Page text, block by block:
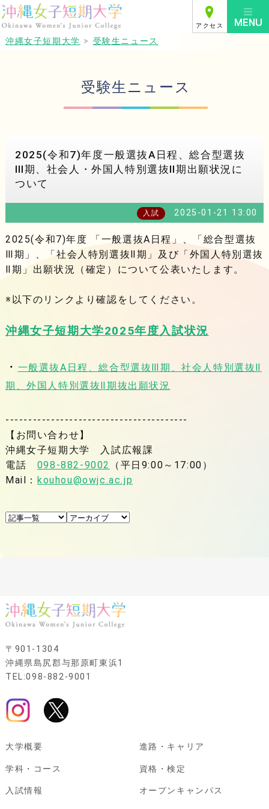
アクセス
沖縄女子短期大学 > 受験生ニュース
受験生ニュース
2025(令和7)年度一般選抜A日程、総合型選抜
Ⅲ期、社会人・外国人特別選抜Ⅱ期出願状況に
ついて
入試 2025-01-21 13:00
2025(令和7)年度 「一般選抜A日程」、「総合型選抜
Ⅲ期」、「社会人特別選抜Ⅱ期」及び「外国人特別選抜
Ⅱ期」出願状況（確定）について公表いたします。
※以下のリンクより確認をしてください。
沖縄女子短期大学2025年度入試状況
・ 一般選抜A日程、総合型選抜Ⅲ期、社会人特別選抜Ⅱ
期、外国人特別選抜Ⅱ期抜出願状況
----------------------------------------
【お問い合わせ】
沖縄女子短期大学 入試広報課
電話 098-882-9002
（平日9:00～17:00）
Mail： kouhou@owjc.ac.jp
〒901-1304
沖縄県島尻郡与那原町東浜1
TEL:098-882-9001
大学概要
学科・コース
入試情報
進路・キャリア
資格・検定
オープンキャンパス